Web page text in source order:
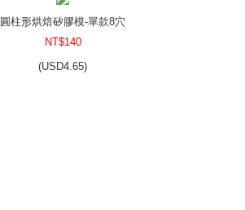
圓柱形烘焙矽膠模-單款8穴
NT$140
(USD4.65)